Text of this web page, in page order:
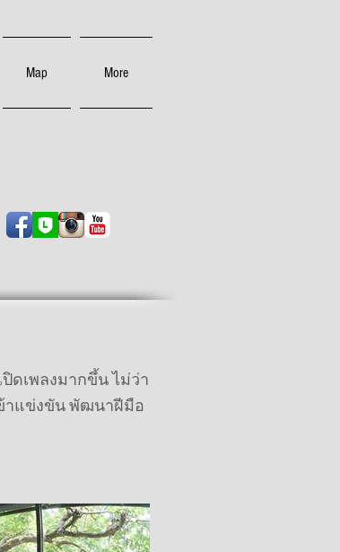
Map More
เปิดเพลงมากขึ้น ไม่ว่า
เข้าแข่งขัน พัฒนาฝีมือ